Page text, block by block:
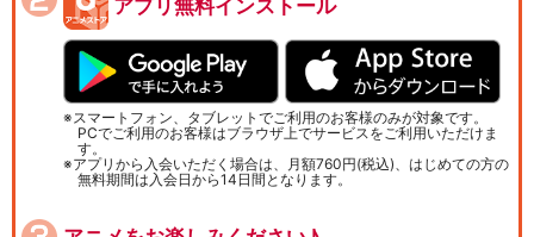
アプリ無料インストール
スマートフォン、タブレットでご利用のお客様のみが対象です。
PCでご利用のお客様はブラウザ上でサービスをご利用いただけま
す。
アプリから入会いただく場合は、月額760円(税込)、はじめての方の
無料期間は入会日から14日間となります。